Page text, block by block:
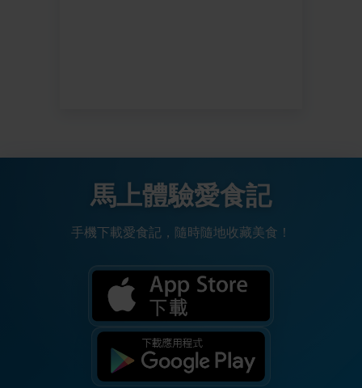
馬上體驗愛食記
手機下載愛食記，隨時隨地收藏美食！